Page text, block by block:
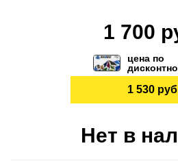
1 700
цена по
1 530
Нет в